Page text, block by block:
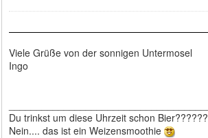
Viele Grüße von der sonnigen Untermosel
Ingo
Du trinkst um diese Uhrzeit schon Bier??????
Nein.... das ist ein Weizensmoothie